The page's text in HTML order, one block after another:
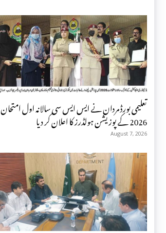
تعلیمی بورڈ مردان نے ایس ایس سی سالانہ اول امتحان
2026 کے پوزیشن ہولڈرز کا اعلان کر دیا
August 7, 2026